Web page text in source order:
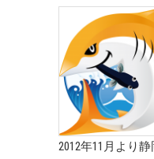
2012年11月より